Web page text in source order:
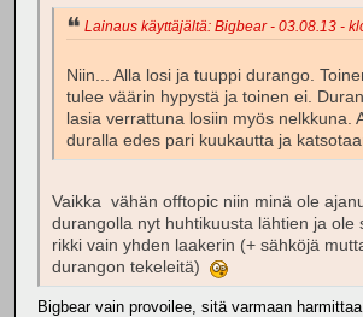
Lainaus käyttäjältä: Bigbear - 03.08.13 -
Niin... Alla losi ja tuuppi durango.
tulee väärin hypystä ja toinen ei.
lasia verrattuna losiin myös nelkkuna.
duralla edes pari kuukautta ja
Vaikka vähän offtopic niin minä ole
durangolla nyt huhtikuusta lähtien ja ole
rikki vain yhden laakerin (+ sähköjä
durangon tekeleitä)
Bigbear vain provoilee, sitä varmaan